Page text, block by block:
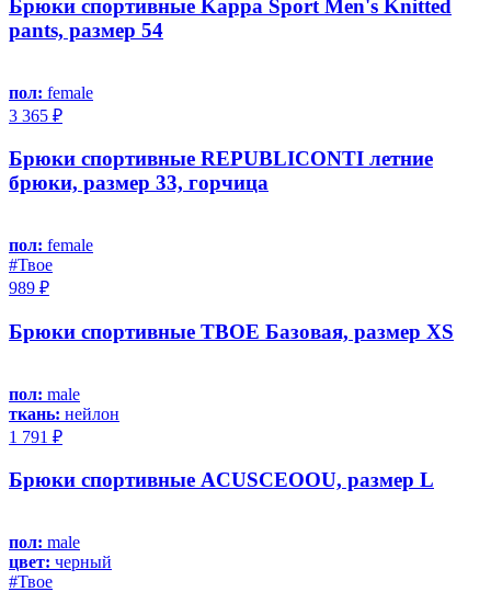
Брюки спортивные Kappa Sport Men's Knitted
pants, размер 54
пол: female
3 365 ₽
Брюки спортивные REPUBLICONTI летние
брюки, размер 33, горчица
пол: female
#Твое
989 ₽
Брюки спортивные ТВОЕ Базовая, размер XS
пол: male
ткань: нейлон
1 791 ₽
Брюки спортивные ACUSCEOOU, размер L
пол: male
цвет: черный
#Твое